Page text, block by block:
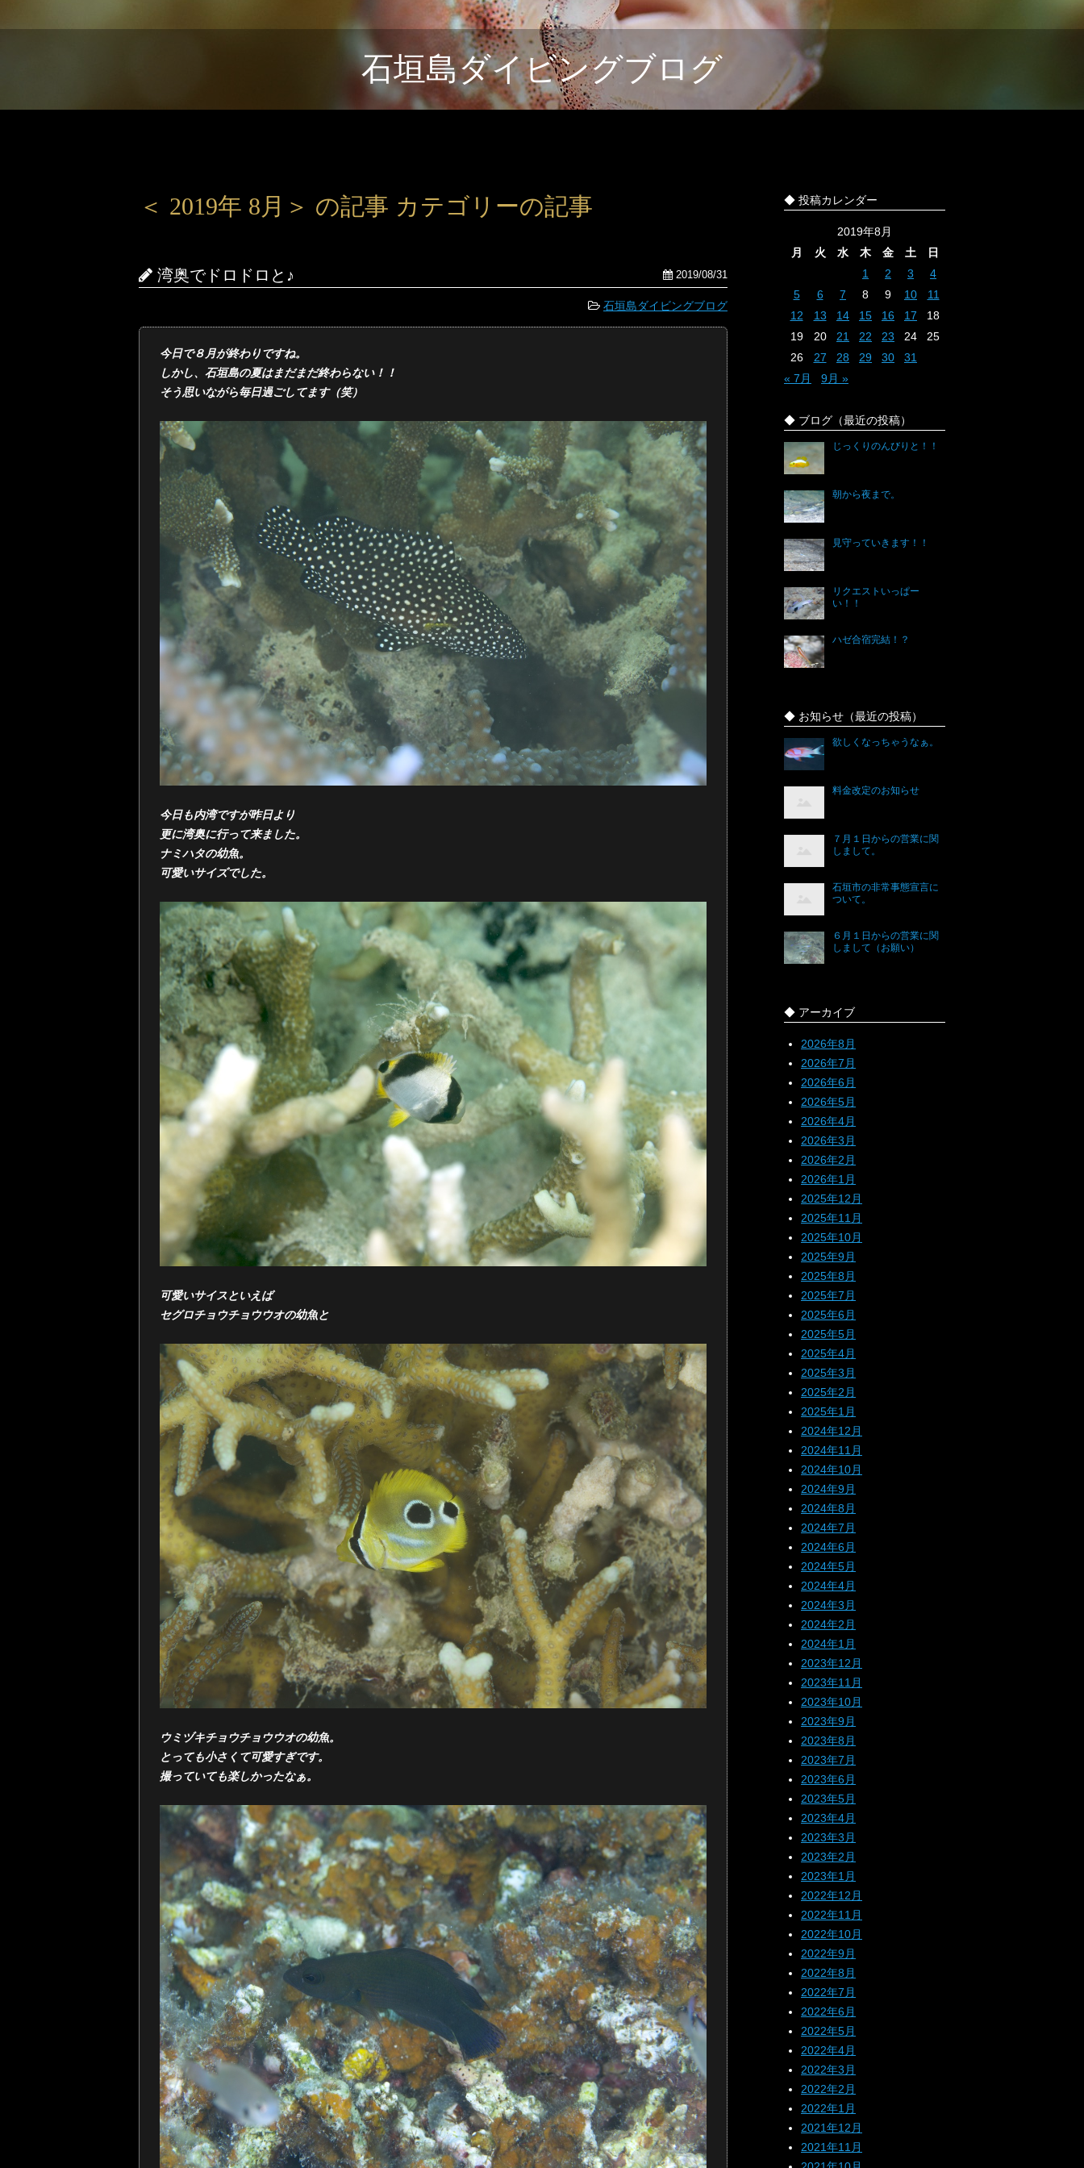
石垣島ダイビングブログ
＜ 2019年 8月＞ の記事 カテゴリーの記事
湾奥でドロドロと♪ 2019/08/31
石垣島ダイビングブログ
今日で８月が終わりですね。
しかし、石垣島の夏はまだまだ終わらない！！
そう思いながら毎日過ごしてます（笑）
今日も内湾ですが昨日より
更に湾奥に行って来ました。
ナミハタの幼魚。
可愛いサイズでした。
可愛いサイスといえば
セグロチョウチョウウオの幼魚と
ウミヅキチョウチョウウオの幼魚。
とっても小さくて可愛すぎです。
撮っていても楽しかったなぁ。
◆ 投稿カレンダー
2019年8月
月
火 水 木 金 土
日
1
2 3
4
5
6 7 8 9 10
11
12
13 14 15 16 17
18
19
20 21 22 23 24
25
26
27 28 29 30
31
« 7月
9月 »
◆ ブログ（最近の投稿）
じっくりのんびりと！！
朝から夜まで。
見守っていきます！！
リクエストいっぱー
い！！
ハゼ合宿完結！？
◆ お知らせ（最近の投稿）
欲しくなっちゃうなぁ。
料金改定のお知らせ
７月１日からの営業に関
しまして。
石垣市の非常事態宣言に
ついて。
６月１日からの営業に関
しまして（お願い）
◆ アーカイブ
2026年8月
2026年7月
2026年6月
2026年5月
2026年4月
2026年3月
2026年2月
2026年1月
2025年12月
2025年11月
2025年10月
2025年9月
2025年8月
2025年7月
2025年6月
2025年5月
2025年4月
2025年3月
2025年2月
2025年1月
2024年12月
2024年11月
2024年10月
2024年9月
2024年8月
2024年7月
2024年6月
2024年5月
2024年4月
2024年3月
2024年2月
2024年1月
2023年12月
2023年11月
2023年10月
2023年9月
2023年8月
2023年7月
2023年6月
2023年5月
2023年4月
2023年3月
2023年2月
2023年1月
2022年12月
2022年11月
2022年10月
2022年9月
2022年8月
2022年7月
2022年6月
2022年5月
2022年4月
2022年3月
2022年2月
2022年1月
2021年12月
2021年11月